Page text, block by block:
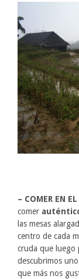
– COMER EN
comer
las mesas
centro de cada
cruda que luego
descubrimos
que más nos